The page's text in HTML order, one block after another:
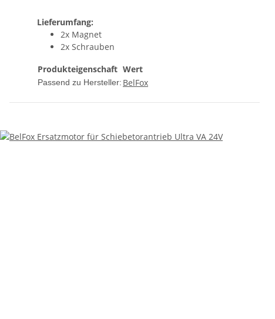
Lieferumfang:
2x Magnet
2x Schrauben
Produkteigenschaft Wert
Passend zu Hersteller: BelFox